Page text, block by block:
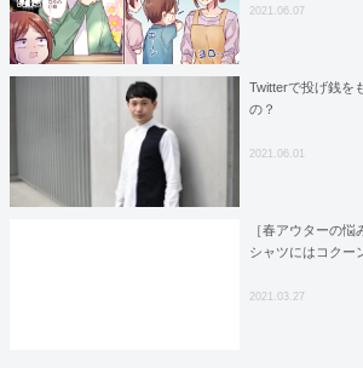
2021.06.07
Twitterで投げ銭を
の？
2021.06.01
［春アウターの
シャツにはコクー
2021.03.27